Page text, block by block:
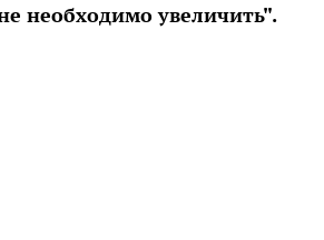
необходимо увеличить".